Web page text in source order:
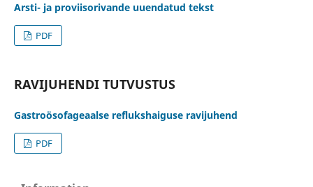
Arsti- ja proviisorivande uuendatud tekst
PDF
RAVIJUHENDI TUTVUSTUS
Gastroösofageaalse reflukshaiguse ravijuhend
PDF